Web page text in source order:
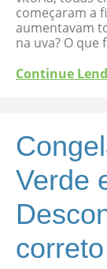
começaram a
aumentavam
na uva? O que
Continue
Verde
correto